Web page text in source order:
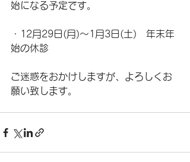
始になる予定です。
・12月29日(月)～1月3日(土)　年末年
始の休診
ご迷惑をおかけしますが、よろしくお
願い致します。